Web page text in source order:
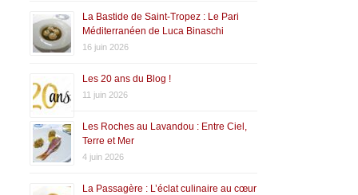
La Bastide de Saint-Tropez : Le Pari
Méditerranéen de Luca Binaschi
16 juin 2026
Les 20 ans du Blog !
11 juin 2026
Les Roches au Lavandou : Entre Ciel,
Terre et Mer
4 juin 2026
La Passagère : L’éclat culinaire au cœur